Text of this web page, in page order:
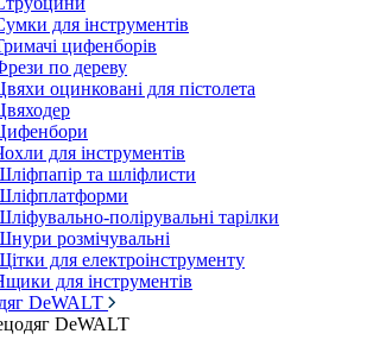
для інструментів
цифенборів
по дереву
оцинковані для пістолета
для інструментів
та шліфлисти
полірувальні тарілки
розмічувальні
для електроінструменту
для інструментів
DeWALT
DeWALT